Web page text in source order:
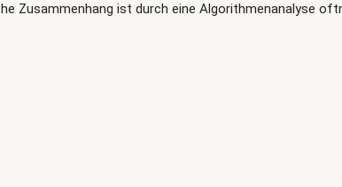
Zusammenhang ist durch eine Algorithmenanalyse